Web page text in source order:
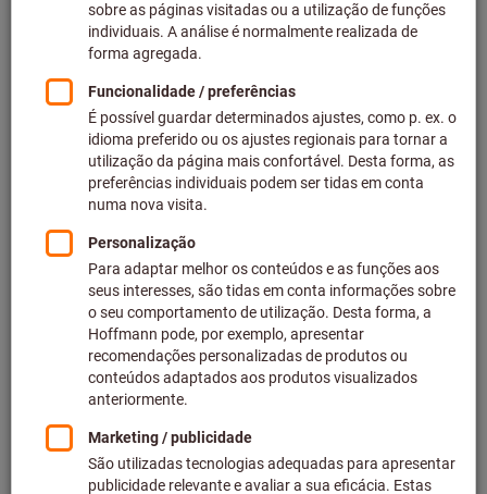
Descubra já as nossas vagas no nosso portal de
recrutamento.
Portal de recrutamento do Hoffmann Group
Equipar uma máquina-